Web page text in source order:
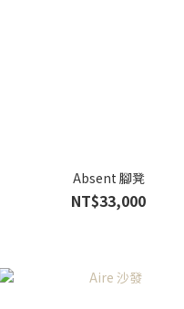
Absent 腳凳
NT$33,000